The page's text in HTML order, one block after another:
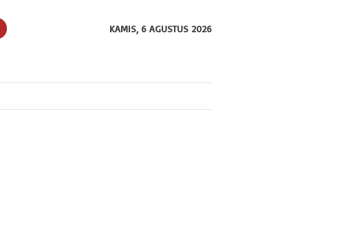
KAMIS, 6 AGUSTUS 2026